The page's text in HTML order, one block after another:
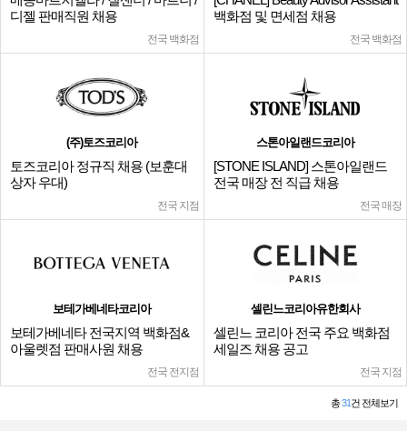
디젤 판매직원 채용
전국 백화점
백화점 및 면세점 채용
전국 백화점
(주)토즈코리아
토즈코리아 정규직 채용 (보훈대
상자 우대)
전국 지점
스톤아일랜드코리아
[STONE ISLAND] 스톤아일랜드
전국 매장 전 직급 채용
전국 매장
보테가베네타코리아
보테가베네타 전국지역 백화점&
아울렛점 판매사원 채용
전국 전지점
셀린느코리아유한회사
셀린느 코리아 전국 주요 백화점
세일즈 채용 공고
전국 지점
총31건 전체보기